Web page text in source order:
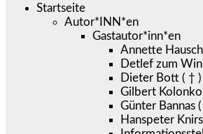
Startseite
Autor*INN*en
Gastautor*inn*en
Annette
Detlef zum
Dieter Bott ( † )
Gilbert Kolonko
Günter Bannas
Hanspeter